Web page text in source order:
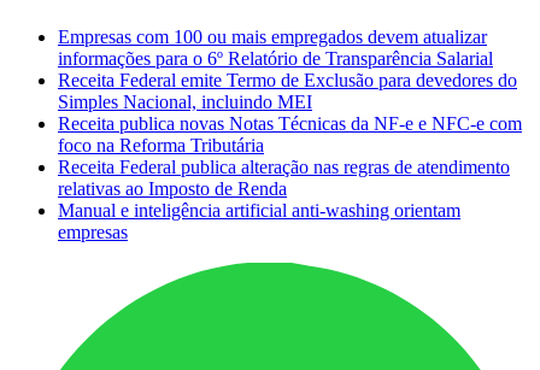
Empresas com 100 ou mais empregados devem atualizar
informações para o 6º Relatório de Transparência Salarial
Receita Federal emite Termo de Exclusão para devedores do
Simples Nacional, incluindo MEI
Receita publica novas Notas Técnicas da NF-e e NFC-e com
foco na Reforma Tributária
Receita Federal publica alteração nas regras de atendimento
relativas ao Imposto de Renda
Manual e inteligência artificial anti-washing orientam
empresas